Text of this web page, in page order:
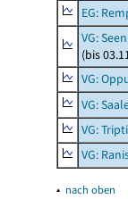
EG:
VG:
(bis
VG:
VG:
VG:
VG:
▴ nach oben